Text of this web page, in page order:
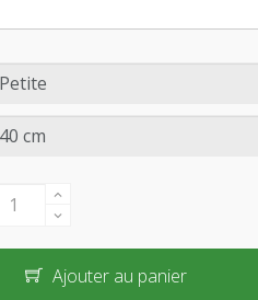
Ajouter au panier